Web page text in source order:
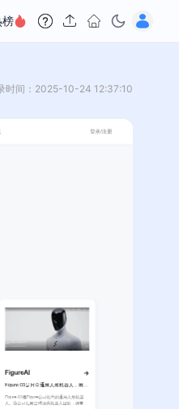
榜
时间：2025-10-24 12:37:10